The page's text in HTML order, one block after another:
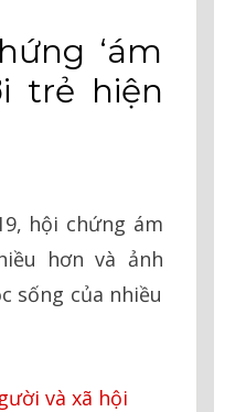
‘ám
trẻ hiện
hội chứng ám
hơn và ảnh
sống của nhiều
và xã hội